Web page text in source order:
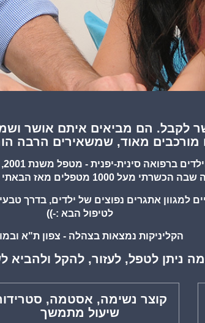
לקבל. הם מביאים איתם אושר
מורכבים מאוד, שמשאירים הרבה
מטפלים מאז הבאתי אותה לארץ בשנת 2011.
למגוון אתגרים נפוצים של ילדים, בדרך
לטיפול הבא :-))
הקליניקות נמצאות בצהלה - צפון ת"א
ניתן לטפל, לעזור, להקל ולהביא
קוצר נשימה, אסטמה,
שיעול מתמשך